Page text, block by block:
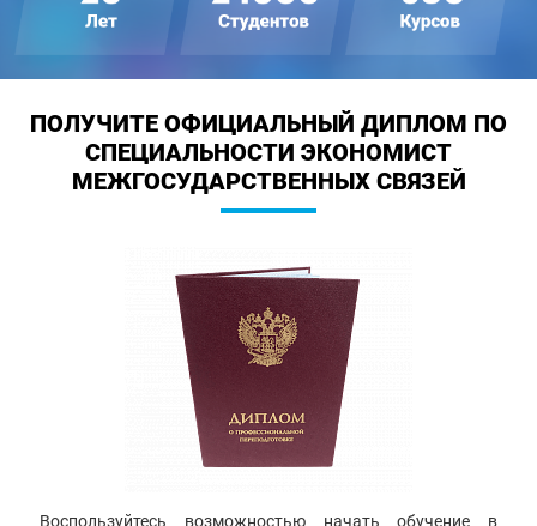
ПОЛУЧИТЕ ОФИЦИАЛЬНЫЙ ДИПЛОМ ПО
СПЕЦИАЛЬНОСТИ ЭКОНОМИСТ
МЕЖГОСУДАРСТВЕННЫХ СВЯЗЕЙ
Воспользуйтесь возможностью начать обучение в